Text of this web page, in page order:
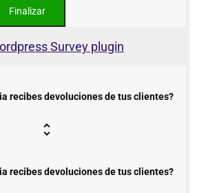
Survey plugin
recibes devoluciones de tus clientes?
recibes devoluciones de tus clientes?